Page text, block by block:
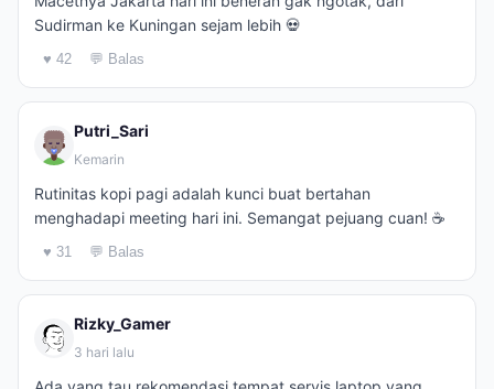
Sudirman ke Kuningan sejam lebih 💀
♥ 42 💬 Balas
Putri_Sari
Kemarin
Rutinitas kopi pagi adalah kunci buat bertahan
menghadapi meeting hari ini. Semangat pejuang cuan! ☕
♥ 31 💬 Balas
Rizky_Gamer
3 hari lalu